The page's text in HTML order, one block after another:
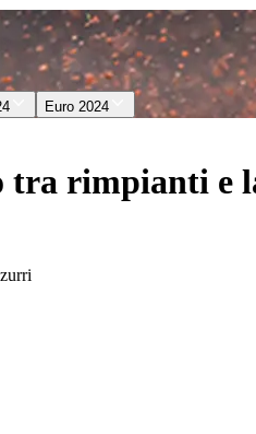
Euro 2024
rimpianti e